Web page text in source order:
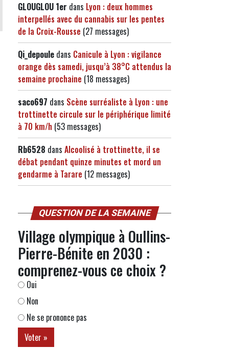
GLOUGLOU 1er dans Lyon : deux hommes
interpellés avec du cannabis sur les pentes
de la Croix-Rousse (27 messages)
Qi_depoule dans Canicule à Lyon : vigilance
orange dès samedi, jusqu’à 38°C attendus la
semaine prochaine (18 messages)
saco697 dans Scène surréaliste à Lyon : une
trottinette circule sur le périphérique limité
à 70 km/h (53 messages)
Rb6528 dans Alcoolisé à trottinette, il se
débat pendant quinze minutes et mord un
gendarme à Tarare (12 messages)
QUESTION DE LA SEMAINE
Village olympique à Oullins-
Pierre-Bénite en 2030 :
comprenez-vous ce choix ?
Oui
Non
Ne se prononce pas